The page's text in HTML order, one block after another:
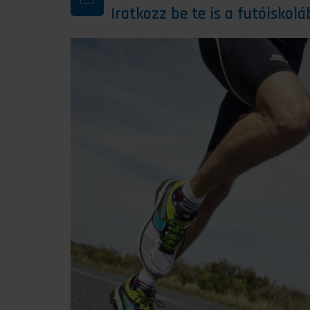
Iratkozz be te is a